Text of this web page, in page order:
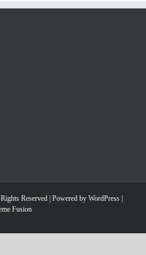
Reserved | Powered by WordPress|
Fusion